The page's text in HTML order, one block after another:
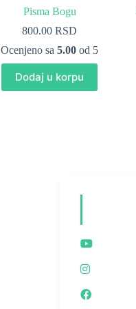
Pisma Bogu
800.00 RSD
Ocenjeno sa 5.00 od 5
Dodaj u korpu